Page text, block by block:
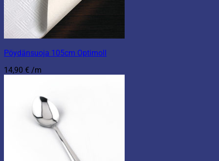
Pöydänsuoja 105cm Optimoll
14,90 € /m